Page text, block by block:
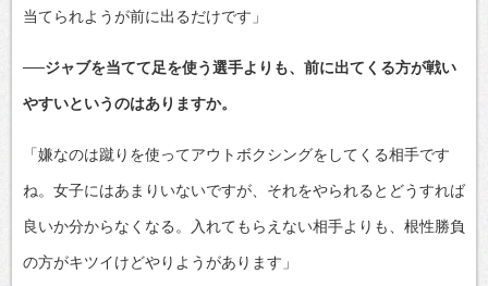
当てられようが前に出るだけです」
──ジャブを当てて足を使う選手よりも、前に出てくる方が戦い
やすいというのはありますか。
「嫌なのは蹴りを使ってアウトボクシングをしてくる相手です
ね。女子にはあまりいないですが、それをやられるとどうすれば
良いか分からなくなる。入れてもらえない相手よりも、根性勝負
の方がキツイけどやりようがあります」